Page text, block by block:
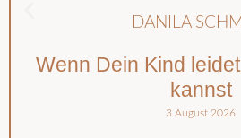
DANILA
Wenn Dein Kind
kannst
3 August 2026